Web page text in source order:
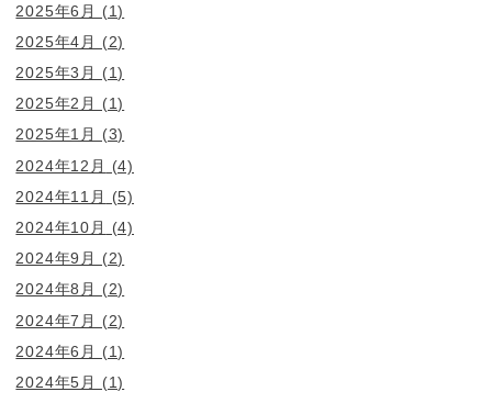
2025年6月
(1)
2025年4月
(2)
2025年3月
(1)
2025年2月
(1)
2025年1月
(3)
2024年12月
(4)
2024年11月
(5)
2024年10月
(4)
2024年9月
(2)
2024年8月
(2)
2024年7月
(2)
2024年6月
(1)
2024年5月
(1)